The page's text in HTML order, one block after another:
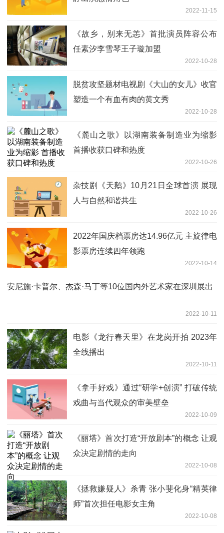
2022-11-15
《故乡，别来无恙》首批演员阵容公布
任素汐李雪琴王子璇加盟
2022-10-28
脱贫攻坚题材电视剧《大山的女儿》收官
塑造一个有血有肉的黄文秀
2022-10-28
《麓山之歌》以湖南装备制造业为缩影
首播收获口碑和热度
2022-10-26
杂技剧《天鹅》10月21日全球首演 展现
人与自然和谐共生
2022-10-26
2022年国庆档票房达14.96亿元 主旋律电
影票房连续四年领跑
2022-10-14
安尼施·卡普尔、杰森·马丁等10位国内外艺术家在深圳展出
2022-10-11
电影《龙行春天里》在龙岗开拍 2023年
全线播出
2022-10-11
《拿手好戏》通过“研学+创演” 打破传统
戏曲与当代观众的审美壁垒
2022-10-09
《丽塔》首次打造“开放剧本”的概念 让观
众决定剧情的走向
2022-10-08
《拯救嫌疑人》杀青 张小斐化身“精英律
师”首次担任电影女主角
2022-10-08